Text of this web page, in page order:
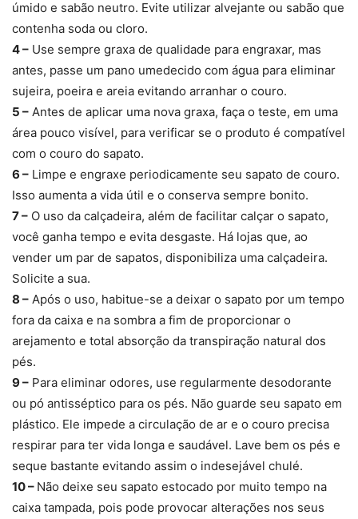
úmido e sabão neutro. Evite utilizar alvejante ou sabão que
contenha soda ou cloro.
4 – Use sempre graxa de qualidade para engraxar, mas
antes, passe um pano umedecido com água para eliminar
sujeira, poeira e areia evitando arranhar o couro.
5 – Antes de aplicar uma nova graxa, faça o teste, em uma
área pouco visível, para verificar se o produto é compatível
com o couro do sapato.
6 – Limpe e engraxe periodicamente seu sapato de couro.
Isso aumenta a vida útil e o conserva sempre bonito.
7 – O uso da calçadeira, além de facilitar calçar o sapato,
você ganha tempo e evita desgaste. Há lojas que, ao
vender um par de sapatos, disponibiliza uma calçadeira.
Solicite a sua.
8 – Após o uso, habitue-se a deixar o sapato por um tempo
fora da caixa e na sombra a fim de proporcionar o
arejamento e total absorção da transpiração natural dos
pés.
9 – Para eliminar odores, use regularmente desodorante
ou pó antisséptico para os pés. Não guarde seu sapato em
plástico. Ele impede a circulação de ar e o couro precisa
respirar para ter vida longa e saudável. Lave bem os pés e
seque bastante evitando assim o indesejável chulé.
10 – Não deixe seu sapato estocado por muito tempo na
caixa tampada, pois pode provocar alterações nos seus